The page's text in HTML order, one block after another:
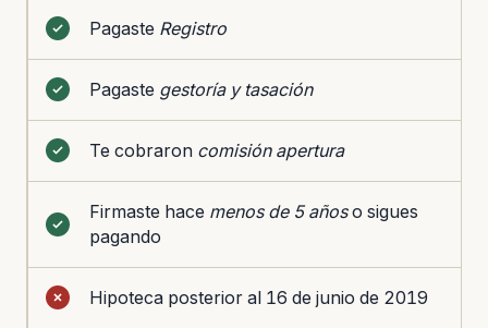
Pagaste Registro
Pagaste gestoría y tasación
Te cobraron comisión apertura
Firmaste hace menos de 5 añoso sigues
pagando
Hipoteca posterior al 16 de junio de 2019